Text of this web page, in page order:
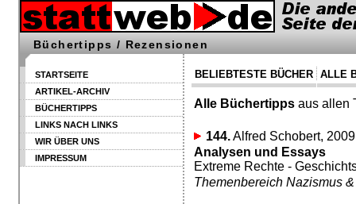
Büchertipps / Rezensionen
BELIEBTESTE BÜCHER ALLE
Alle Büchertippsaus allen
144.Alfred Schobert,
Analysen und Essays
Extreme Rechte -
Themenbereich Nazismus
STARTSEITE
ARTIKEL-ARCHIV
BÜCHERTIPPS
LINKS NACH LINKS
WIR ÜBER UNS
IMPRESSUM